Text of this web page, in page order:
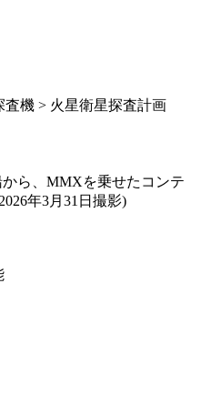
査機 > 火星衛星探査計画
ら、MMXを乗せたコンテ
年3月31日撮影)